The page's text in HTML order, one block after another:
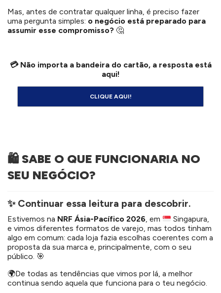
Mas, antes de contratar qualquer linha, é preciso fazer
uma pergunta simples: o negócio está preparado para
assumir esse compromisso? 🤔
💳 Não importa a bandeira do cartão, a resposta está
aqui!
CLIQUE AQUI!
🛍️ SABE O QUE FUNCIONARIA NO
SEU NEGÓCIO?
✨ Continuar essa leitura para descobrir.
Estivemos na NRF Ásia-Pacífico 2026, em
Singapura,
e vimos diferentes formatos de varejo, mas todos tinham
algo em comum: cada loja fazia escolhas coerentes com a
proposta da sua marca e, principalmente, com o seu
público. 🎯
🌍De todas as tendências que vimos por lá, a melhor
continua sendo aquela que funciona para o teu negócio.